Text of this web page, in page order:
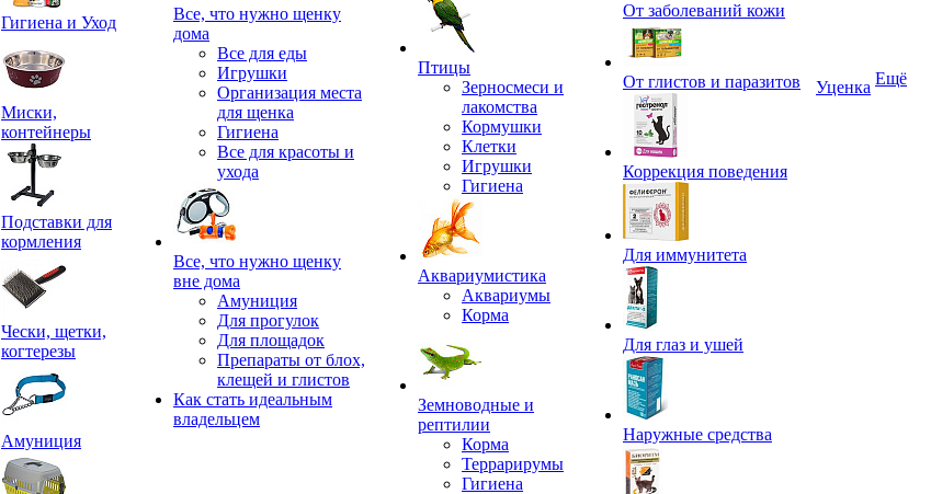
Гигиена и Уход
Миски,
контейнеры
Подставки для
кормления
Чески, щетки,
когтерезы
Амуниция
Все, что нужно щенку
дома
Все для еды
Игрушки
Организация места
для щенка
Гигиена
Все для красоты и
ухода
Все, что нужно щенку
вне дома
Амуниция
Для прогулок
Для площадок
Препараты от блох,
клещей и глистов
Как стать идеальным
владельцем
Птицы
Зерносмеси и
лакомства
Кормушки
Клетки
Игрушки
Гигиена
Аквариумистика
Аквариумы
Корма
Земноводные и
рептилии
Корма
Террарирумы
Гигиена
От заболеваний кожи
От глистов и паразитов
Коррекция поведения
Для иммунитета
Для глаз и ушей
Наружные средства
Уценка Ещё